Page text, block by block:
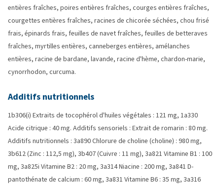
entières fraîches, poires entières fraîches, courges entières fraîches,
courgettes entières fraîches, racines de chicorée séchées, chou frisé
frais, épinards frais, feuilles de navet fraîches, feuilles de betteraves
fraîches, myrtilles entières, canneberges entières, amélanches
entières, racine de bardane, lavande, racine d'hème, chardon-marie,
cynorrhodon, curcuma.
Additifs nutritionnels
1b306(i) Extraits de tocophérol d'huiles végétales : 121 mg, 1a330
Acide citrique : 40 mg. Additifs sensoriels : Extrait de romarin : 80 mg.
Additifs nutritionnels : 3a890 Chlorure de choline (choline) : 980 mg,
3b612 (Zinc : 112,5 mg), 3b407 (Cuivre : 11 mg), 3a821 Vitamine B1 : 100
mg, 3a825i Vitamine B2 : 20 mg, 3a314 Niacine : 200 mg, 3a841 D-
pantothénate de calcium : 60 mg, 3a831 Vitamine B6 : 35 mg, 3a316